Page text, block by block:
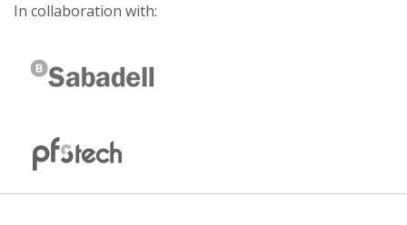
In collaboration with: